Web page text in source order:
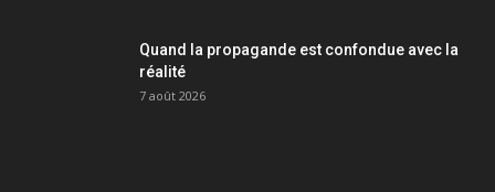
Quand la propagande est confondue avec la
réalité
7 août 2026